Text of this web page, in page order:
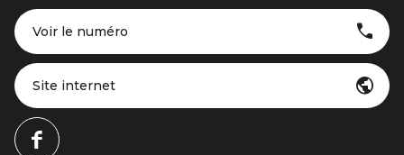
Voir le numéro
Site internet